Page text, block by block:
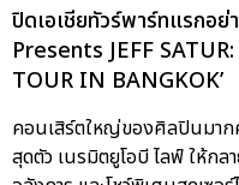
ปิดเอเชียทัวร์พาร์ทแรกอ
Presents JEFF
TOUR IN BANGKOK’
คอนเสิร์ตใหญ่ของศิลปินมากค
สุดตัว เนรมิตยูโอบี ไลฟ์ ให้กล